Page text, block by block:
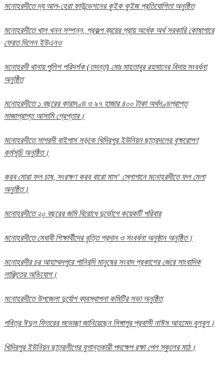
মনোহরদীতে দ্য আল-হেরা ফাউন্ডেশনের কুইক কুইজ প্রতিযোগিতা অনুষ্ঠিত
মনোহরদীতে খাল খনন সম্পন্ন, প্রকল্প ব্যয়ের প্রায় অর্ধেক অর্থ সরকারি কোষাগারে
ফেরত দিলেন ইউএনও
মনোহরদী থানায় পুলিশ পরিদর্শক (তদন্ত) মোঃ মাহতাবুর রহমানের বিদায় সংবর্ধনা
অনুষ্ঠিত
মনোহরদীতে ১ বছরের কারাদণ্ড ও ৯৭ হাজার ৪০০ টাকা অর্থদণ্ডপ্রাপ্ত
সাজাপ্রাপ্ত আসামি গ্রেপ্তার।
মনোহরদীতে সাগরদী বাইপাস সড়কে খিদিরপুর ইউনিয়ন ছাত্রদলের বৃক্ষরোপণ
কর্মসূচি অনুষ্ঠিত।
করব মোরা ফল চাষ, সংরক্ষণ করব বারো মাস’ স্লোগানে মনোহরদীতে ফল মেলা
অনুষ্ঠিত।
মনোহরদীতে ২০ বছরের জমি বিরোধে দুর্ভোগে কয়েকটি পরিবার
মনোহরদীতে মেধাবী শিক্ষার্থীদের বৃত্তি প্রদান ও সংবর্ধনা অনুষ্ঠান অনুষ্ঠিত।
মনোহরদীর চর আহাম্মদপুরে পানিবন্দি মানুষের সংবাদ প্রকাশের জেরে সাংবাদিক
লাঞ্ছিতের অভিযোগ।
মনোহরদীতে উপজেলা দুর্যোগ ব্যবস্থাপনা কমিটির সভা অনুষ্ঠিত
পবিত্র ঈদুল ফিতরের শুভেচ্ছা জানিয়েছেন সিঙ্গাপুর প্রবাসী নাঈম আহমেদ বুলবুল।
খিদিরপুর ইউনিয়ন ছাত্রলীগের যুগান্তকারী পদক্ষেপ রক্ষা পেল স্কুলের মাঠ।